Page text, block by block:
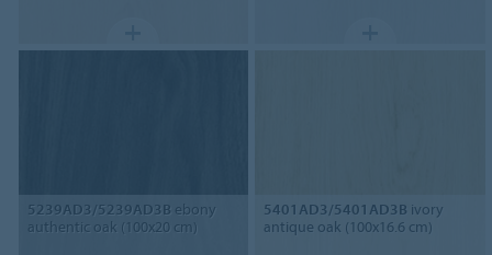
5239AD3/5239AD3B ebony
authentic oak (100x20 cm)
5401AD3/5401AD3B ivory
antique oak (100x16.6 cm)